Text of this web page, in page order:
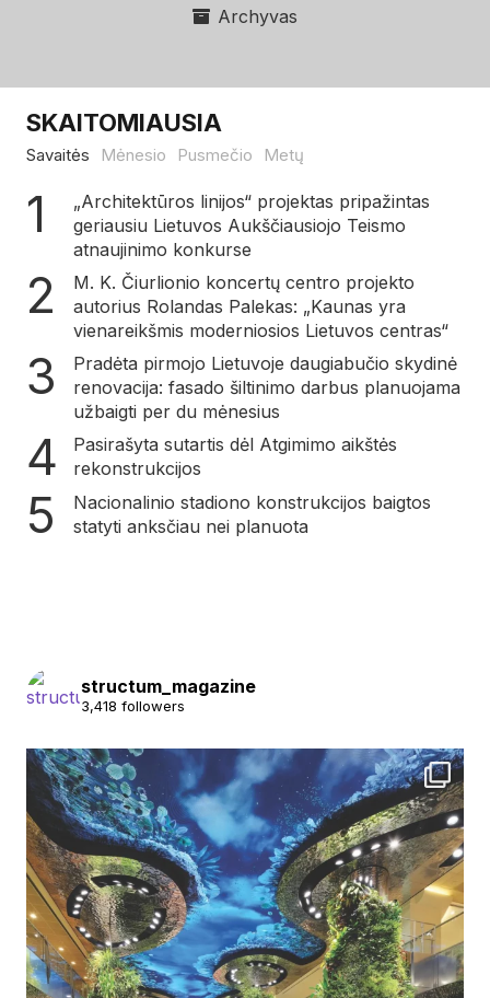
Archyvas
SKAITOMIAUSIA
Savaitės Mėnesio Pusmečio Metų
„Architektūros linijos“ projektas pripažintas
geriausiu Lietuvos Aukščiausiojo Teismo
atnaujinimo konkurse
M. K. Čiurlionio koncertų centro projekto
autorius Rolandas Palekas: „Kaunas yra
vienareikšmis moderniosios Lietuvos centras“
Pradėta pirmojo Lietuvoje daugiabučio skydinė
renovacija: fasado šiltinimo darbus planuojama
užbaigti per du mėnesius
Pasirašyta sutartis dėl Atgimimo aikštės
rekonstrukcijos
Nacionalinio stadiono konstrukcijos baigtos
statyti anksčiau nei planuota
structum_magazine
3,418 followers